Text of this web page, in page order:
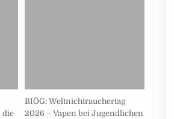
die
BIÖG: Weltnichtrauchertag
2026 – Vapen bei Jugendlichen